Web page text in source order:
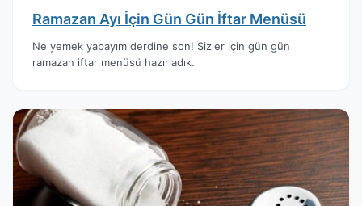
Ramazan Ayı İçin Gün Gün İftar Menüsü
Ne yemek yapayım derdine son! Sizler için gün gün
ramazan iftar menüsü hazırladık.